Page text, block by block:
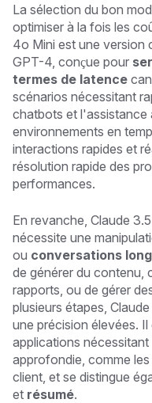
La sélection du bon
optimiser à la fois les
4o Mini est une version
GPT-4, conçue pour
termes de latence
scénarios nécessitant
chatbots et l'assistance
environnements en
interactions rapides et
résolution rapide des
performances.
En revanche, Claude
nécessite une
ou conversations
de générer du contenu,
rapports, ou de gérer
plusieurs étapes,
une précision élevées.
applications
approfondie, comme
client, et se distingue
et résumé.